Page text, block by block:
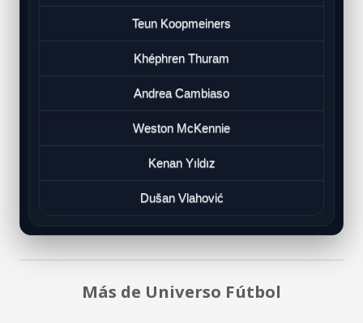
Teun Koopmeiners
Khéphren Thuram
Andrea Cambiaso
Weston McKennie
Kenan Yıldız
Dušan Vlahović
Más de Universo Fútbol